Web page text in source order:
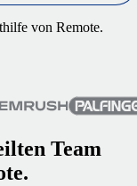
von Remote.
Team